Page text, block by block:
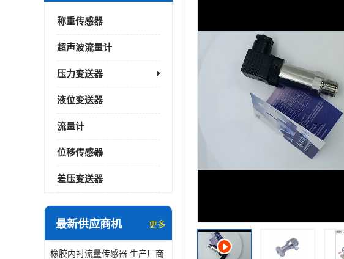
称重传感器
超声波流量计
压力变送器
液位变送器
流量计
位移传感器
差压变送器
最新供应商机 更多
橡胶内衬流量传感器 生产厂商